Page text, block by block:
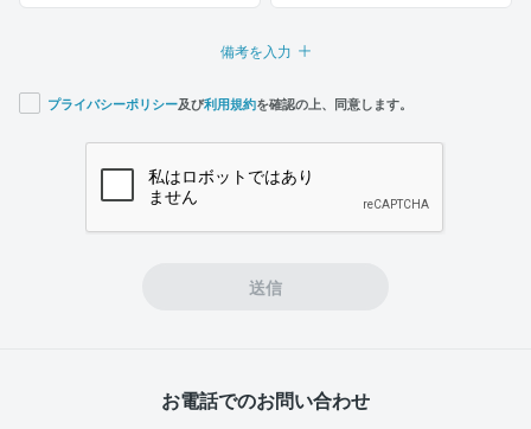
備考を入力
プライバシーポリシー及び利用規約を確認の上、同意します。
送信
お電話でのお問い合わせ